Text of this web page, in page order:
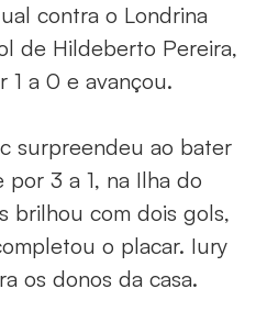
contra o Londrina
de Hildeberto Pereira,
1 a 0 e avançou.
surpreendeu ao bater
3 a 1, na Ilha do
brilhou com dois gols,
o placar. Iury
os donos da casa.